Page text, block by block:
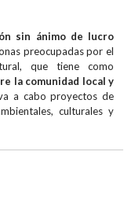
sin ánimo de lucro
preocupadas por el
que tiene como
la comunidad local y
a cabo proyectos de
culturales y